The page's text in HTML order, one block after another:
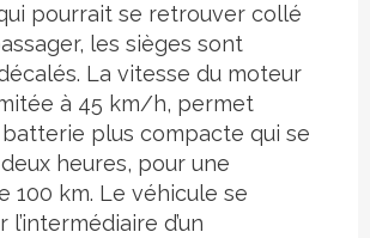
pourrait se retrouver collé
les sièges sont
La vitesse du moteur
à 45 km/h, permet
batterie plus compacte qui se
heures, pour une
100 km. Le véhicule se
d’un